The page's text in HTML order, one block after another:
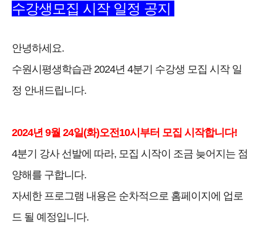
수강생모집 시작 일정 공지
안녕하세요.
수원시평생학습관 2024년 4분기 수강생 모집 시작 일
정 안내드립니다.
2024년 9월 24일(화)오전10시부터 모집 시작합니다!
4분기 강사 선발에 따라, 모집 시작이 조금 늦어지는 점
양해를 구합니다.
자세한 프로그램 내용은 순차적으로 홈페이지에 업로
드 될 예정입니다.